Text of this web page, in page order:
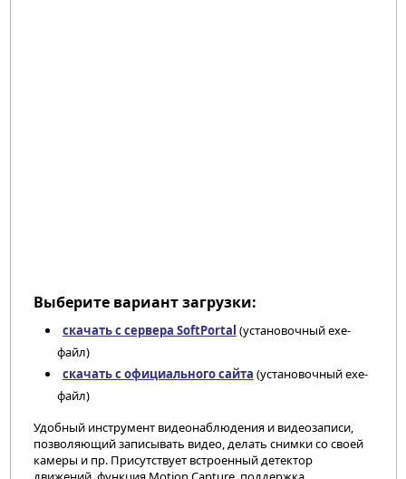
Выберите вариант загрузки:
скачать с сервера SoftPortal (установочный exe-
файл)
скачать с официального сайта (установочный exe-
файл)
Удобный инструмент видеонаблюдения и видеозаписи,
позволяющий записывать видео, делать снимки со своей
камеры и пр. Присутствует встроенный детектор